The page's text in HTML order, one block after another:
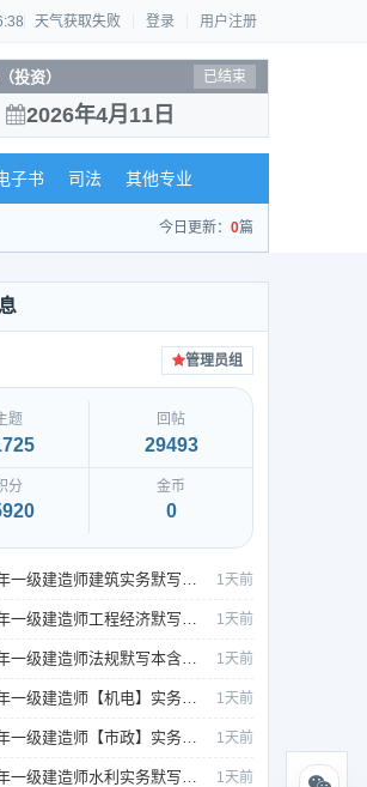
天气获取失败 登录 用户注册
投资） 已结束
2026年4月11日
子书 司法 其他专业
今日更新： 0篇
管理员组
题 回帖
29493
分 金币
0
1天前
1天前
1天前
1天前
1天前
1天前